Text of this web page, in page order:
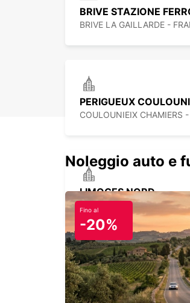
BRIVE STAZIONE
BRIVE LA GAILLARDE -
PERIGUEUX
COULOUNIEIX CHAMIERS
LIMOGES NORD
LIMOGES - FRANCE
BERGERAC
BERGERAC - FRANCE
Noleggio auto e
Fino al
-20%